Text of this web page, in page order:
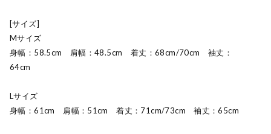
[サイズ]
Mサイズ
身幅：58.5cm 肩幅：48.5cm 着丈：68cm/70cm 袖丈：
64cm
Lサイズ
身幅：61cm 肩幅：51cm 着丈：71cm/73cm 袖丈：65cm